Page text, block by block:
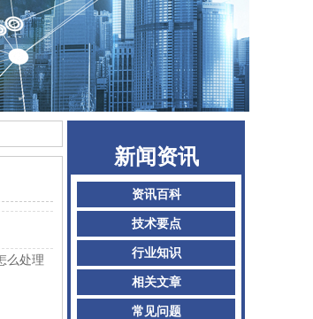
么处理
新闻资讯
资讯百科
技术要点
行业知识
相关文章
常见问题
AMADA阿玛达喷嘴
二氧化碳聚焦镜
普雷喷嘴
百超Bystronic喷嘴
KTB2陶瓷体